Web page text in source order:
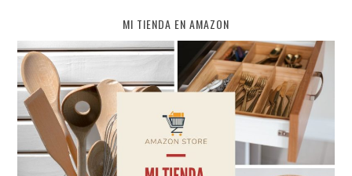
MI TIENDA EN AMAZON